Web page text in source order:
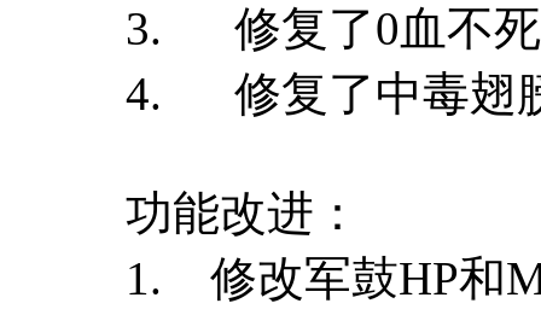
3. 修复了0血不死
4. 修复了中毒翅
功能改进：
1. 修改军鼓HP和